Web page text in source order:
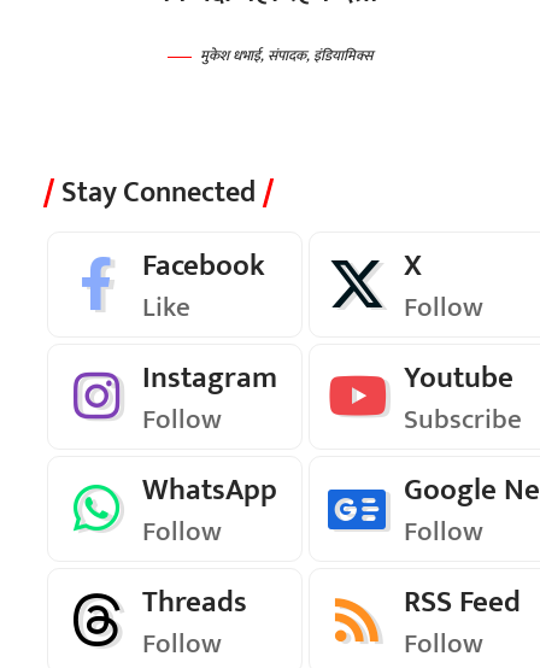
मुकेश धभाई, संपादक, इंडियामिक्स
Stay Connected
Facebook
Like
X
Follow
Instagram
Follow
Youtube
Subscribe
WhatsApp
Follow
Google
Follow
Threads
Follow
RSS Feed
Follow